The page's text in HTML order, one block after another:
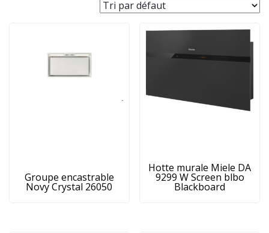
Groupe encastrable
Novy Crystal 26050
Hotte murale Miele DA
9299 W Screen blbo
Blackboard